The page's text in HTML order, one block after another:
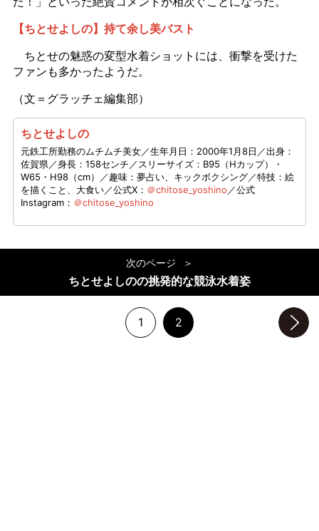
【ちとせよしの】持て余し美バスト
ちとせの魅惑の変型水着ショットには、衝撃を受けた
ファンも多かったようだ。
（文＝グラッチェ編集部）
ちとせよしの
元鉄工所勤務のムチムチ美女／生年月日：2000年1月8日／出身：
佐賀県／身長：158センチ／スリーサイズ：B95（Hカップ）・
W65・H98（cm）／趣味：夢占い、キックボクシング／特技：絵
を描くこと、大食い／公式X： ＠chitose_yoshino ／公式
Instagram： ＠chitose_yoshino
次のページ
ちとせよしのの挑発的な競泳水着姿
1 2